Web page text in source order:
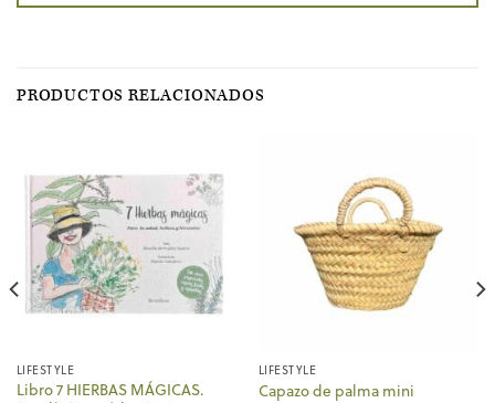
PRODUCTOS RELACIONADOS
LIFESTYLE
Libro 7 HIERBAS MÁGICAS.
LIFESTYLE
Capazo de palma mini